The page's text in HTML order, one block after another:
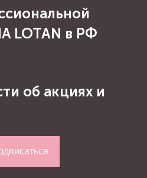
LOTAN в РФ
об акциях и